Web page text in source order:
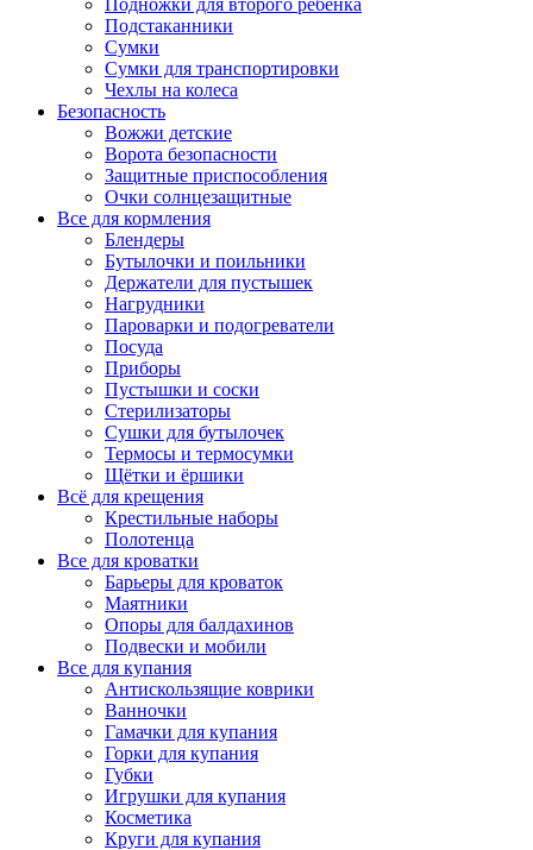
Подножки для второго ребёнка
Подстаканники
Сумки
Сумки для транспортировки
Чехлы на колеса
Безопасность
Вожжи детские
Ворота безопасности
Защитные приспособления
Очки солнцезащитные
Все для кормления
Блендеры
Бутылочки и поильники
Держатели для пустышек
Нагрудники
Пароварки и подогреватели
Посуда
Приборы
Пустышки и соски
Стерилизаторы
Сушки для бутылочек
Термосы и термосумки
Щётки и ёршики
Всё для крещения
Крестильные наборы
Полотенца
Все для кроватки
Барьеры для кроваток
Маятники
Опоры для балдахинов
Подвески и мобили
Все для купания
Антискользящие коврики
Ванночки
Гамачки для купания
Горки для купания
Губки
Игрушки для купания
Косметика
Круги для купания